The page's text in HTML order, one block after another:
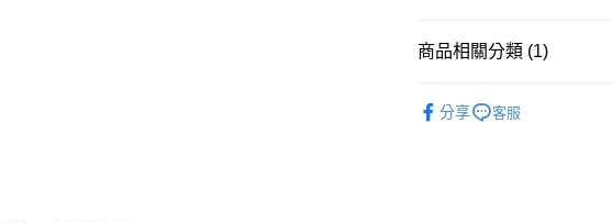
交易，需依本服務之必要範圍
https://aftee.tw/terms/#terms3
商品相關分類 (1)
分享
客服